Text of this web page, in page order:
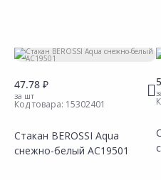
Вид
Материал
Цветовая палитра
47.78 ₽
за шт
Код товара: 15302401
Стакан BEROSSI Aqua
снежно-белый АС19501